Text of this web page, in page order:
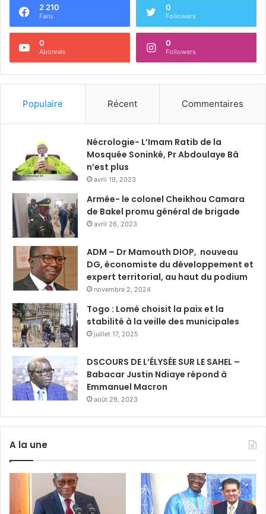
2 210
Fans
0
Followers
0
Abonnés
0
Followers
Populaire Récent Commentaires
Nécrologie- L’Imam Ratib de la
Mosquée Soninké, Pr Abdoulaye Bâ
n’est plus
avril 19, 2023
Armée- le colonel Cheikhou Camara
de Bakel promu général de brigade
avril 26, 2023
ADM – Dr Mamouth DIOP, nouveau
DG, économiste du développement et
expert territorial, au haut du podium
novembre 2, 2024
Togo : Lomé choisit la paix et la
stabilité à la veille des municipales
juillet 17, 2025
DSCOURS DE L’ÉLYSÉE SUR LE SAHEL –
Babacar Justin Ndiaye répond à
Emmanuel Macron
août 29, 2023
A la une